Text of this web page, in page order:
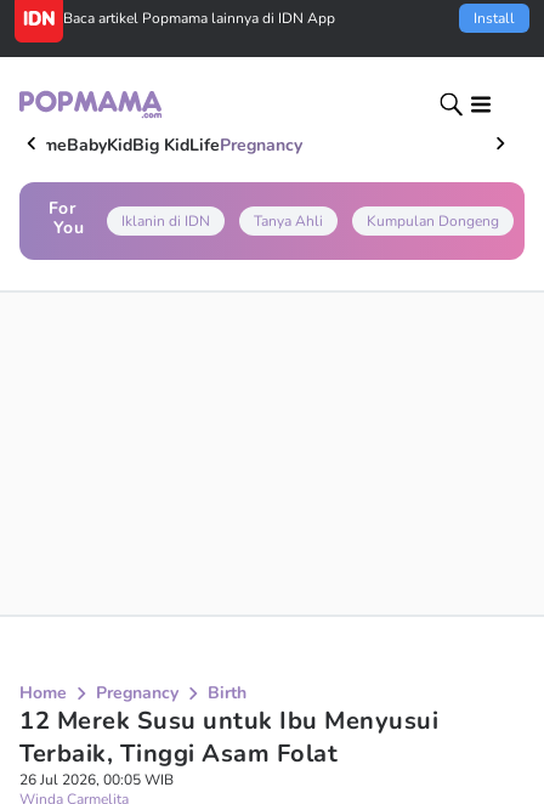
Baca artikel Popmama lainnya di IDN App Install
HomeBabyKidBig KidLifePregnancy
For
You
Iklanin di IDN Tanya Ahli Kumpulan Dongeng
Home Pregnancy Birth
12 Merek Susu untuk Ibu Menyusui
Terbaik, Tinggi Asam Folat
26 Jul 2026, 00:05 WIB
Winda Carmelita